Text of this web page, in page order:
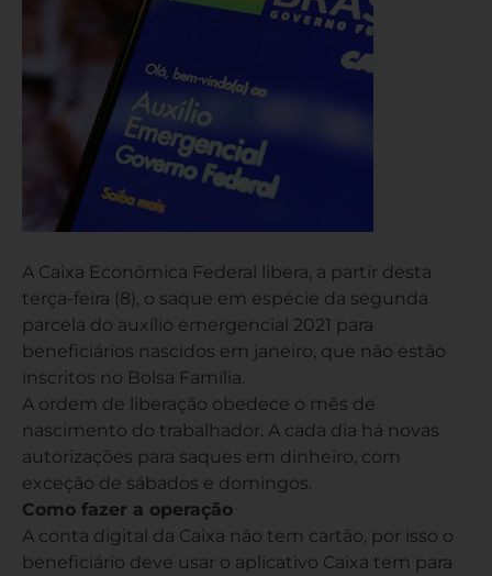
A Caixa Econômica Federal libera, a partir desta
terça-feira (8), o saque em espécie da segunda
parcela do auxílio emergencial 2021 para
beneficiários nascidos em janeiro, que não estão
inscritos no Bolsa Família.
A ordem de liberação obedece o mês de
nascimento do trabalhador. A cada dia há novas
autorizações para saques em dinheiro, com
exceção de sábados e domingos.
Como fazer a operação
A conta digital da Caixa não tem cartão, por isso o
beneficiário deve usar o aplicativo Caixa tem para